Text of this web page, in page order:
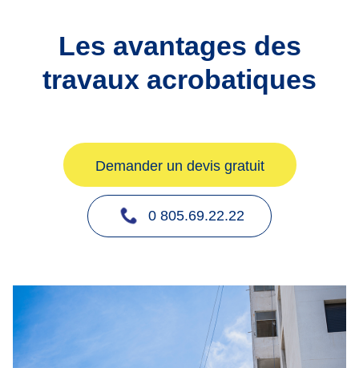
Les avantages des
travaux acrobatiques
Demander un devis gratuit
0 805.69.22.22